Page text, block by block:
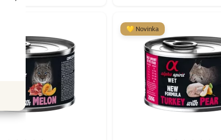
💛 Novinka